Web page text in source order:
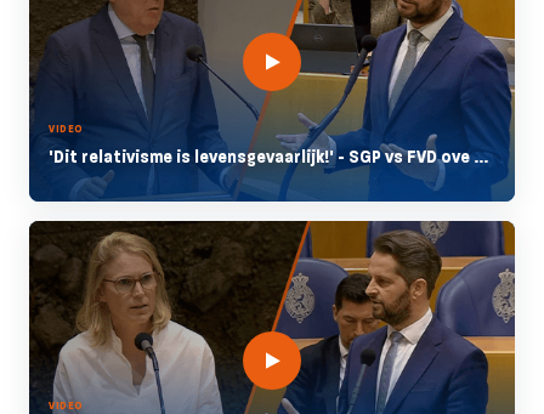
VIDEO
'Dit relativisme is levensgevaarlijk!' - SGP vs FVD ove ...
VIDEO